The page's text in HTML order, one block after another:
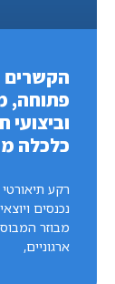
הקשרים
פתוחה,
כלכלה
רקע
נכנסים
מבוזר
ארגוניים,